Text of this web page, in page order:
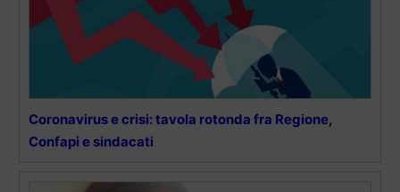
Coronavirus e crisi: tavola rotonda fra Regione,
Confapi e sindacati